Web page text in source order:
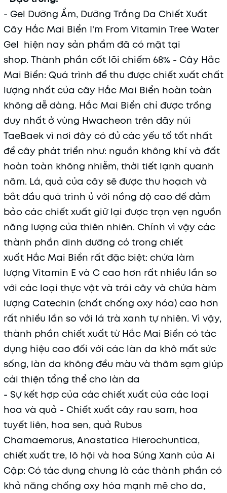
- Gel Dưỡng Ẩm, Dưỡng Trắng Da Chiết Xuất
Cây Hắc Mai Biển I'm From Vitamin Tree Water
Gel hiện nay sản phẩm đã có mặt tại
shop. Thành phần cốt lõi chiếm 68% - Cây Hắc
Mai Biển: Quá trình để thu được chiết xuất chất
lượng nhất của cây Hắc Mai Biển hoàn toàn
không dễ dàng. Hắc Mai Biển chỉ được trồng
duy nhất ở vùng Hwacheon trên dãy núi
TaeBaek vì nơi đây có đủ các yếu tố tốt nhất
để cây phát triển như: nguồn không khí và đất
hoàn toàn không nhiễm, thời tiết lạnh quanh
năm. Lá, quả của cây sẽ được thu hoạch và
bắt đầu quá trình ủ với nồng độ cao để đảm
bảo các chiết xuất giữ lại được trọn vẹn nguồn
năng lượng của thiên nhiên. Chính vì vậy các
thành phần dinh dưỡng có trong chiết
xuất Hắc Mai Biển rất đặc biệt: chứa làm
lượng Vitamin E và C cao hơn rất nhiều lần so
với các loại thực vật và trái cây và chứa hàm
lượng Catechin (chất chống oxy hóa) cao hơn
rất nhiều lần so với lá trà xanh tự nhiên. Vì vậy,
thành phần chiết xuất từ Hắc Mai Biển có tác
dụng hiệu cao đối với các làn da khô mất sức
sống, làn da không đều màu và thâm sạm giúp
cải thiện tổng thể cho làn da
- Sự kết hợp của các chiết xuất của các loại
hoa và quả - Chiết xuất cây rau sam, hoa
tuyết liên, hoa sen, quả Rubus
Chamaemorus, Anastatica Hierochuntica,
chiết xuất tre, lô hội và hoa Súng Xanh của Ai
Cập: Có tác dụng chung là các thành phần có
khả năng chống oxy hóa mạnh mẽ cho da,